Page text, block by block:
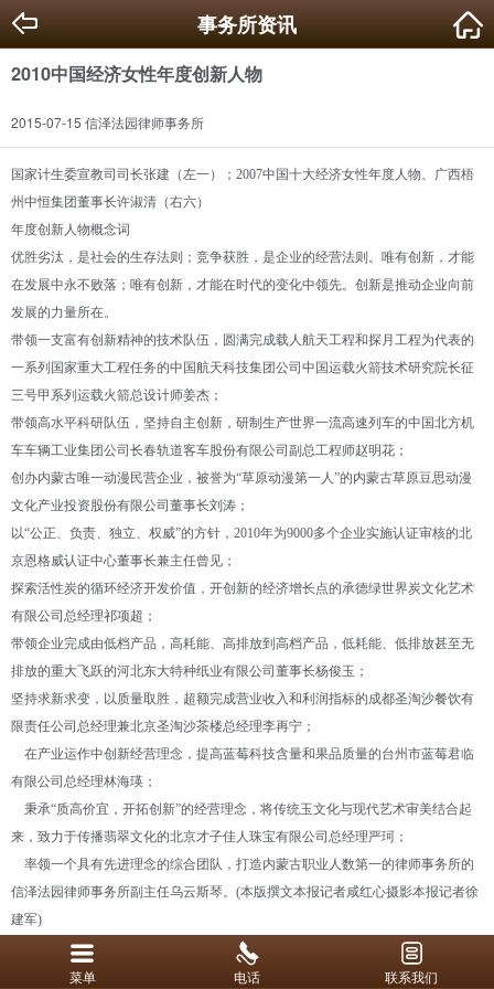
事务所资讯
2010中国经济女性年度创新人物
2015-07-15 信泽法园律师事务所
国家计生委宣教司司长张建（左一）；2007中国十大经济女性年度人物、广西梧
州中恒集团董事长许淑清（右六）
年度创新人物概念词
优胜劣汰，是社会的生存法则；竞争获胜，是企业的经营法则。唯有创新，才能
在发展中永不败落；唯有创新，才能在时代的变化中领先。创新是推动企业向前
发展的力量所在。
带领一支富有创新精神的技术队伍，圆满完成载人航天工程和探月工程为代表的
一系列国家重大工程任务的中国航天科技集团公司中国运载火箭技术研究院长征
三号甲系列运载火箭总设计师姜杰；
带领高水平科研队伍，坚持自主创新，研制生产世界一流高速列车的中国北方机
车车辆工业集团公司长春轨道客车股份有限公司副总工程师赵明花；
创办内蒙古唯一动漫民营企业，被誉为“草原动漫第一人”的内蒙古草原豆思动漫
文化产业投资股份有限公司董事长刘涛；
以“公正、负责、独立、权威”的方针，2010年为9000多个企业实施认证审核的北
京恩格威认证中心董事长兼主任曾见；
探索活性炭的循环经济开发价值，开创新的经济增长点的承德绿世界炭文化艺术
有限公司总经理祁项超；
带领企业完成由低档产品，高耗能、高排放到高档产品，低耗能、低排放甚至无
排放的重大飞跃的河北东大特种纸业有限公司董事长杨俊玉；
坚持求新求变，以质量取胜，超额完成营业收入和利润指标的成都圣淘沙餐饮有
限责任公司总经理兼北京圣淘沙茶楼总经理李再宁；
在产业运作中创新经营理念，提高蓝莓科技含量和果品质量的台州市蓝莓君临
有限公司总经理林海瑛；
秉承“质高价宜，开拓创新”的经营理念，将传统玉文化与现代艺术审美结合起
来，致力于传播翡翠文化的北京才子佳人珠宝有限公司总经理严珂；
率领一个具有先进理念的综合团队，打造内蒙古职业人数第一的律师事务所的
信泽法园律师事务所副主任乌云斯琴。(本版撰文本报记者咸红心摄影本报记者徐
建军)
菜单 电话 联系我们